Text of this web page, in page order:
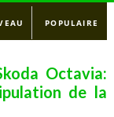
POPULAIRE
Octavia:
de la